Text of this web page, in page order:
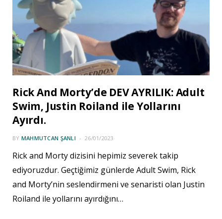
Rick And Morty’de DEV AYRILIK: Adult
Swim, Justin Roiland ile Yollarını
Ayırdı.
BY MAHMUTCAN ŞANLI 26/01/2023
Rick and Morty dizisini hepimiz severek takip
ediyoruzdur. Geçtiğimiz günlerde Adult Swim, Rick
and Morty’nin seslendirmeni ve senaristi olan Justin
Roiland ile yollarını ayırdığını…